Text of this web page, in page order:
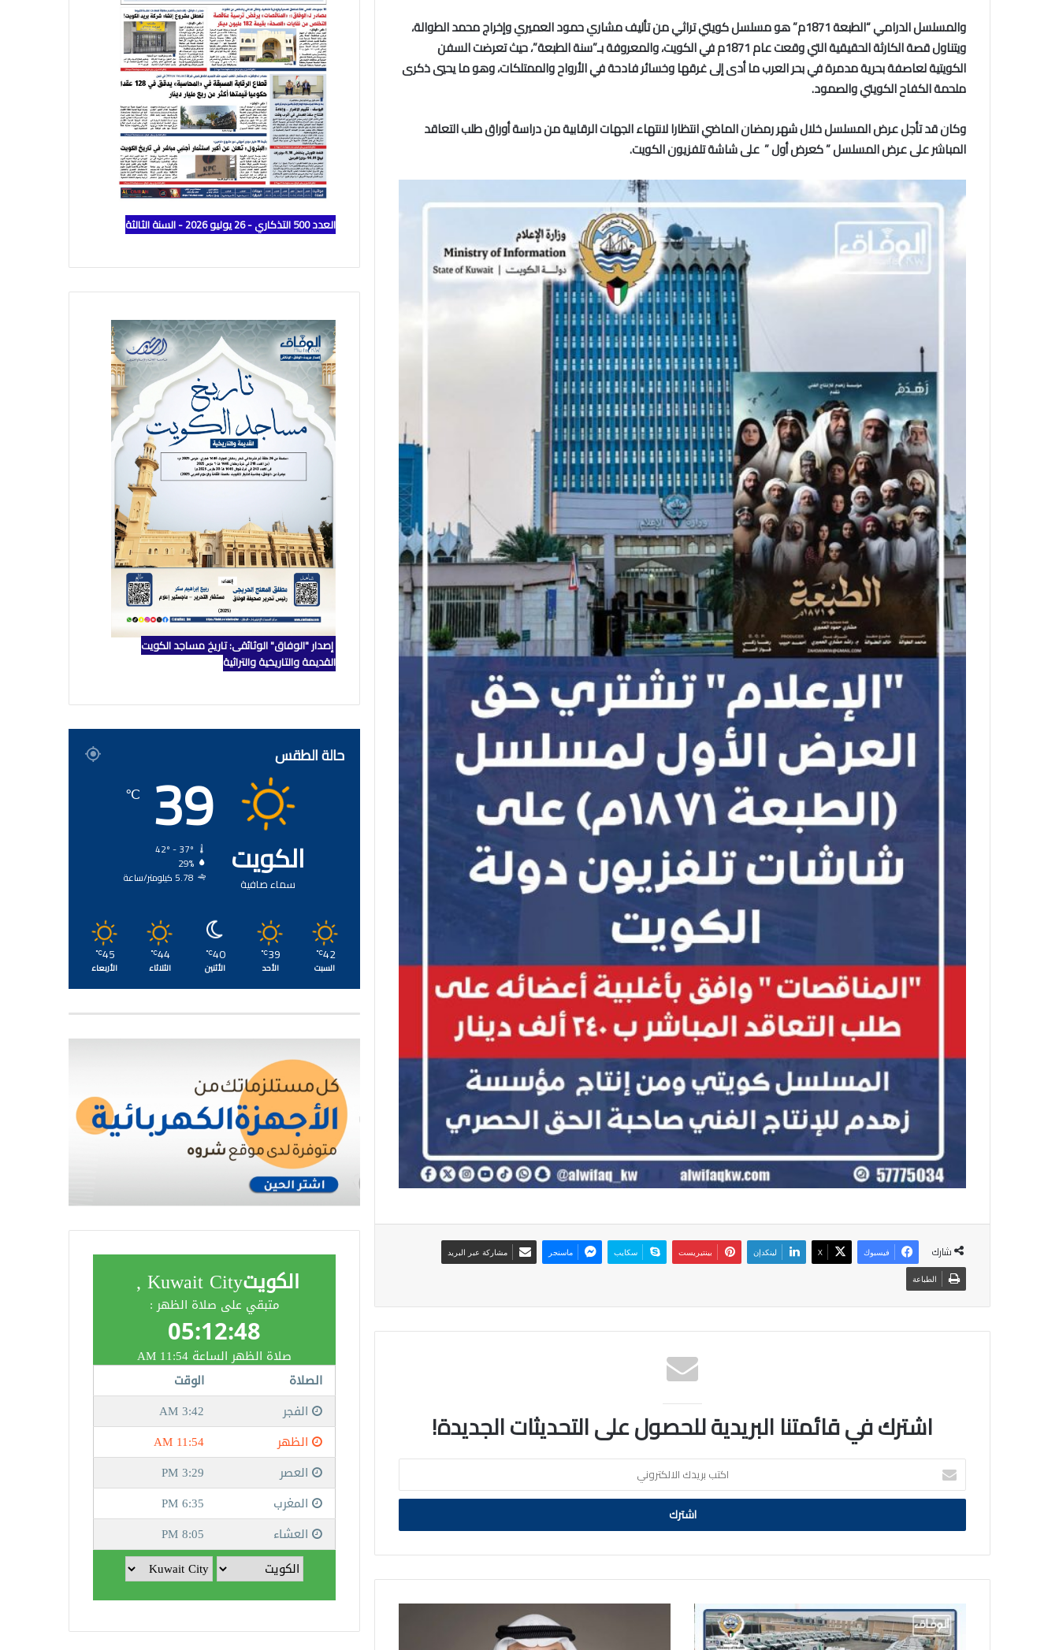
والمسلسل الدرامي “الطبعة 1871م” هو مسلسل كويتي تراثي من تأليف مشاري حمود العميري وإخراج محمد الطوالة،
ويتناول قصة الكارثة الحقيقية التي وقعت عام 1871م في الكويت، والمعروفة بـ”سنة الطبعة”، حيث تعرضت السفن
الكويتية لعاصفة بحرية مدمرة في بحر العرب ما أدى إلى غرقها وخسائر فادحة في الأرواح والممتلكات، وهو ما يحيي ذكرى
ملحمة الكفاح الكويتي والصمود.
وكان قد تأجل عرض المسلسل خلال شهر رمضان الماضي انتظارا لانتهاء الجهات الرقابية من دراسة أوراق طلب التعاقد
المباشر على عرض المسلسل ” كعرض أول ” على شاشة تلفزيون الكويت.
شارك فيسبوك ‫X لينكدإن بينتيريست سكايب ماسنجر مشاركة عبر البريد
الطباعة
اشترك في قائمتنا البريدية للحصول على التحديثات الجديدة!
اكتب
بريدك
الالكتروني
مصادر
ل"الوفاق":
"الصحة"
العدد 500 التذكاري - 26 يوليو 2026 - السنة الثالثة
إصدار "الوفاق" الوثائقي: تاريخ مساجد الكويت
القديمة والتاريخية والتراثية
حالة الطقس
الكويت
سماء صافية
39
℃
29%
5.78 كيلومتر/ساعة
42
℃
السبت
39
℃
الأحد
40
℃
الأثنين
44
℃
الثلاثاء
45
℃
الأربعاء